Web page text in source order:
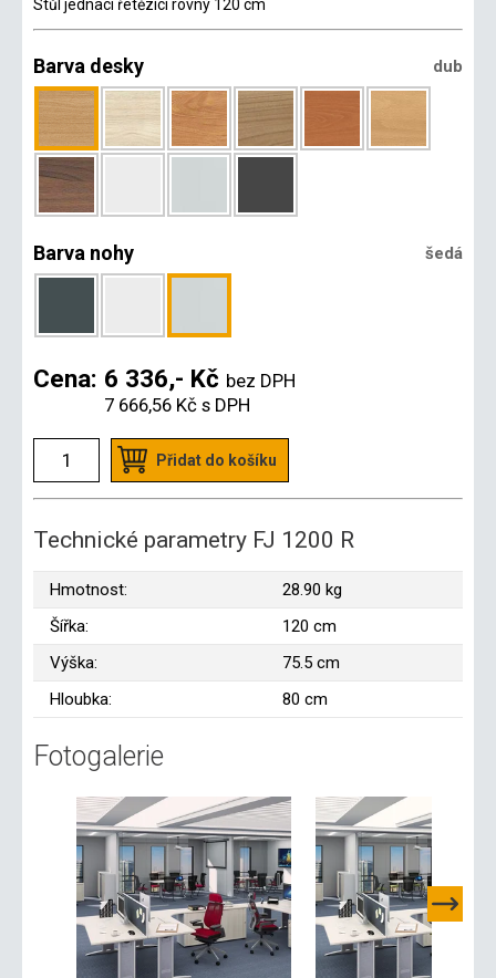
Stůl jednací řetězící rovný 120 cm
Barva desky dub
Barva nohy šedá
Cena: 6 336,- Kč bez DPH
7 666,56 Kč s DPH
Přidat do košíku
Technické parametry FJ 1200 R
Hmotnost:
28.90 kg
Šířka:
120 cm
Výška:
75.5 cm
Hloubka:
80 cm
Fotogalerie